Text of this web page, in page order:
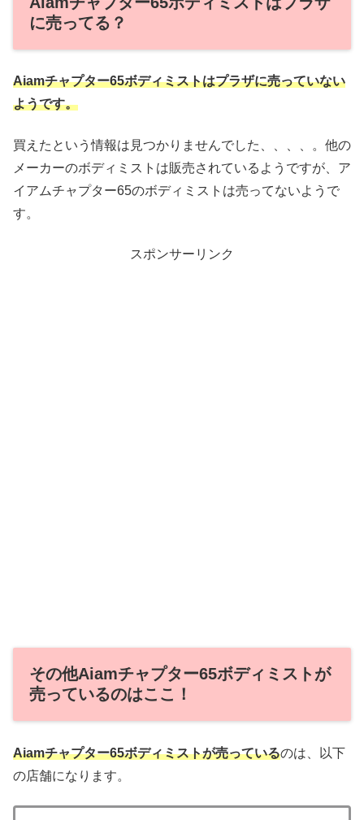
に売ってる？
Aiamチャプター65ボディミストはプラザに売っていない
ようです。
買えたという情報は見つかりませんでした、、、、。他の
メーカーのボディミストは販売されているようですが、ア
イアムチャプター65のボディミストは売ってないようで
す。
スポンサーリンク
その他Aiamチャプター65ボディミストが
売っているのはここ！
Aiamチャプター65ボディミストが売っているのは、以下
の店舗になります。